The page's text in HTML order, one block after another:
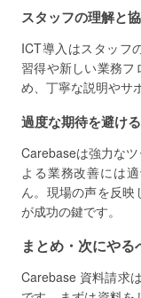
スタッフの理解と
ICT導入はスタッフ
習得や新しい業務フ
め、丁寧な説明やサ
過度な期待を避ける
Carebaseは強力な
よる業務改善には
ん。現場の声を反映
が成功の鍵です。
まとめ・次にやる
Carebase 資料請求